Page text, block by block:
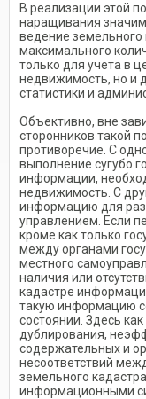
В реализации этой
наращивания
ведение земельного
максимального
только для учета в
недвижимость, но и
статистики и
Объективно, вне
сторонников такой
противоречие. С
выполнение сугубо
информации,
недвижимость. С
информацию для
управлением. Если
кроме как только
между органами
местного
наличия или
кадастре
такую информацию
состоянии. Здесь
дублирования,
содержательных и
несоответствий
земельного
информационными